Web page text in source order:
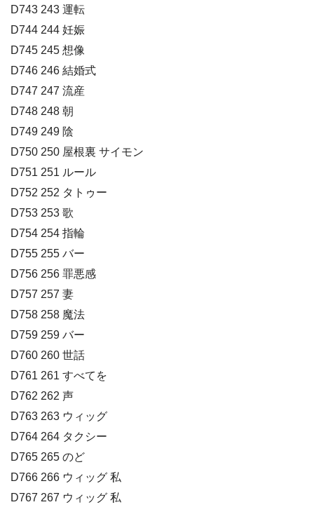
D743 243 運転
D744 244 妊娠
D745 245 想像
D746 246 結婚式
D747 247 流産
D748 248 朝
D749 249 陰
D750 250 屋根裏 サイモン
D751 251 ルール
D752 252 タトゥー
D753 253 歌
D754 254 指輪
D755 255 バー
D756 256 罪悪感
D757 257 妻
D758 258 魔法
D759 259 バー
D760 260 世話
D761 261 すべてを
D762 262 声
D763 263 ウィッグ
D764 264 タクシー
D765 265 のど
D766 266 ウィッグ 私
D767 267 ウィッグ 私